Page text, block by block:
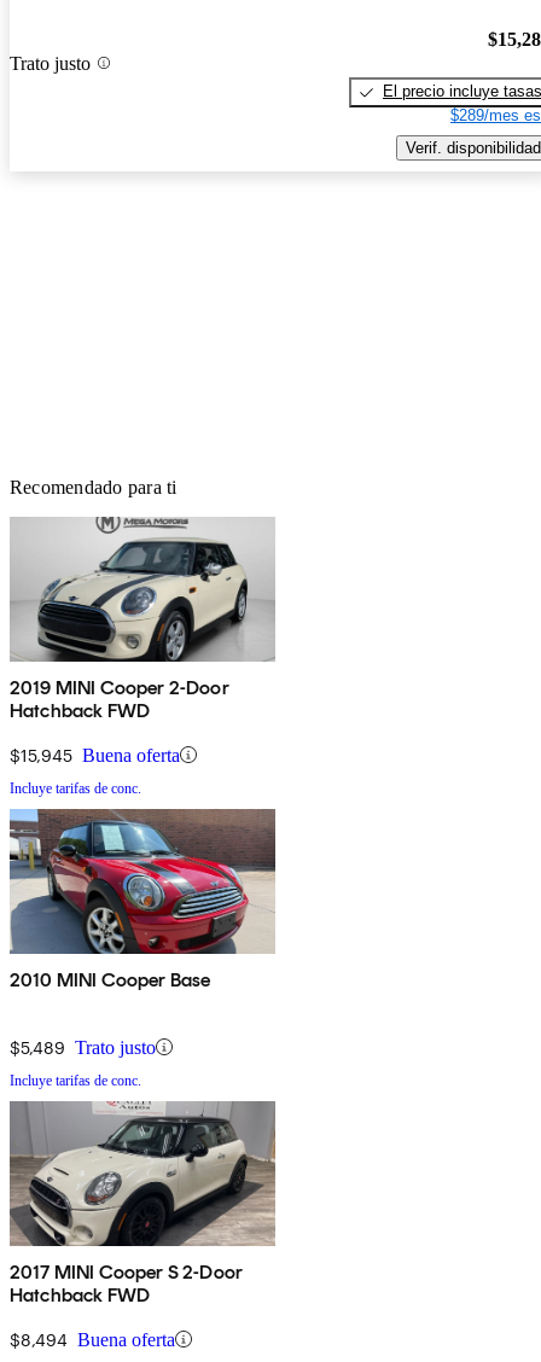
Trato justo
El precio incluye tasas
$289/mes
Verif. disponibilidad
Recomendado para ti
2019 MINI Cooper 2-Door
Hatchback FWD
$15,945 Buena oferta
Incluye tarifas de conc.
2010 MINI Cooper Base
$5,489 Trato justo
Incluye tarifas de conc.
2017 MINI Cooper S 2-Door
Hatchback FWD
$8,494 Buena oferta